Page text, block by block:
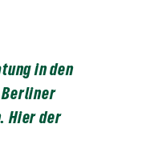
in den
Berliner
Hier der